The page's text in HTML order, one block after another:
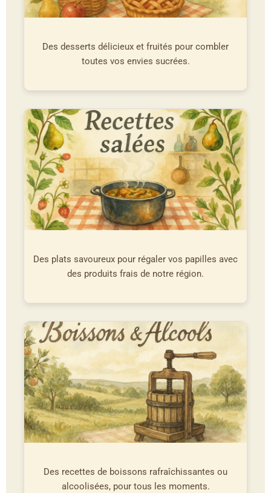
Des desserts délicieux et fruités pour combler
toutes vos envies sucrées.
Des plats savoureux pour régaler vos papilles avec
des produits frais de notre région.
Des recettes de boissons rafraîchissantes ou
alcoolisées, pour tous les moments.